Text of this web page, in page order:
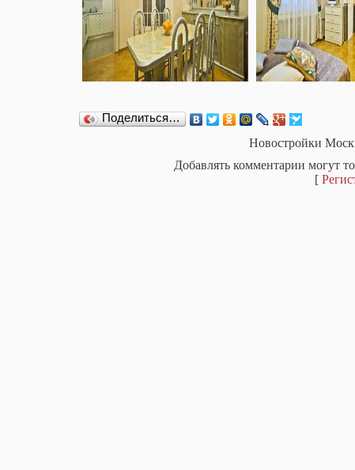
Поделиться…
Новостройки
Добавлять комментарии могут
[